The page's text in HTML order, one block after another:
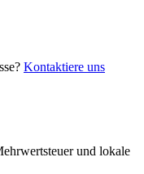
Kontaktiere uns
und lokale